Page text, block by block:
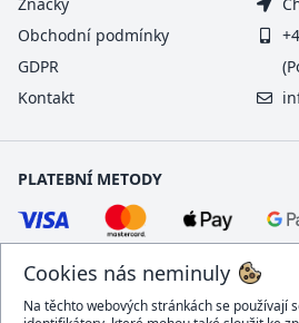
Cookies nás neminuly
Na těchto webových stránkách se používají
Obchodní podmínky
GDPR
Kontakt
PLATEBNÍ METODY